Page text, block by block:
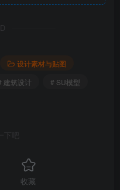
设计素材与贴图
建筑设计
# SU模型
下吧
收藏